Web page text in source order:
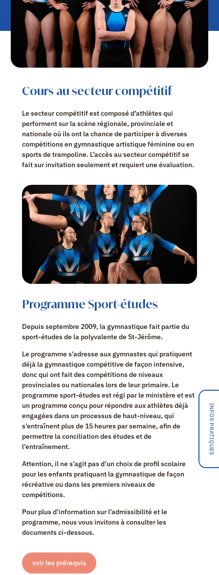
INFOS PRATIQUES
Cours au secteur compétitif
Le secteur compétitif est composé d’athlètes qui
performent sur la scène régionale, provinciale et
nationale où ils ont la chance de participer à diverses
compétitions en gymnastique artistique féminine ou en
sports de trampoline. L’accès au secteur compétitif se
fait sur invitation seulement et requiert une évaluation.
Programme Sport-études
Depuis septembre 2009, la gymnastique fait partie du
sport-études de la polyvalente de St-Jérôme.
Le programme s’adresse aux gymnastes qui pratiquent
déjà la gymnastique compétitive de façon intensive,
donc qui ont fait des compétitions de niveaux
provinciales ou nationales lors de leur primaire. Le
programme sport-études est régi par le ministère et est
un programme conçu pour répondre aux athlètes déjà
engagées dans un processus de haut-niveau, qui
s’entraînent plus de 15 heures par semaine, afin de
permettre la conciliation des études et de
l’entraînement.
Attention, il ne s’agit pas d’un choix de profil scolaire
pour les enfants pratiquant la gymnastique de façon
récréative ou dans les premiers niveaux de
compétitions.
Pour plus d’information sur l’admissibilité et le
programme, nous vous invitons à consulter les
documents ci-dessous.
voir les prérequis